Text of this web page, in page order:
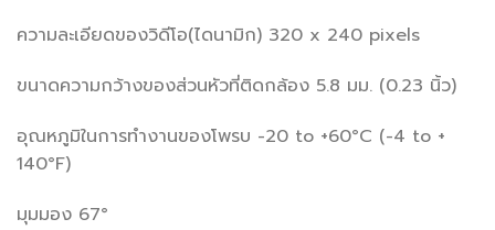
ความละเอียดของวิดีโอ(ไดนามิก) 320 x 240 pixels
ขนาดความกว้างของส่วนหัวที่ติดกล้อง 5.8 มม. (0.23 นิ้ว)
อุณหภูมิในการทำงานของโพรบ -20 to +60°C (-4 to +
140°F)
มุมมอง 67°